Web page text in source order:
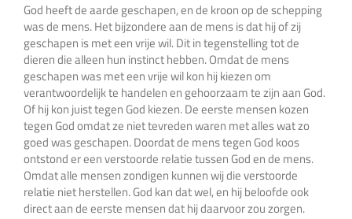
God heeft de aarde geschapen, en de kroon op de schepping
was de mens. Het bijzondere aan de mens is dat hij of zij
geschapen is met een vrije wil. Dit in tegenstelling tot de
dieren die alleen hun instinct hebben. Omdat de mens
geschapen was met een vrije wil kon hij kiezen om
verantwoordelijk te handelen en gehoorzaam te zijn aan God.
Of hij kon juist tegen God kiezen. De eerste mensen kozen
tegen God omdat ze niet tevreden waren met alles wat zo
goed was geschapen. Doordat de mens tegen God koos
ontstond er een verstoorde relatie tussen God en de mens.
Omdat alle mensen zondigen kunnen wij die verstoorde
relatie niet herstellen. God kan dat wel, en hij beloofde ook
direct aan de eerste mensen dat hij daarvoor zou zorgen.